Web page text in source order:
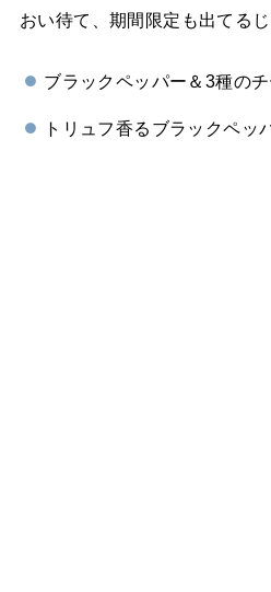
おい待て、期間限定も出てるじ
ブラックペッパー＆3種の
トリュフ香るブラックペッ